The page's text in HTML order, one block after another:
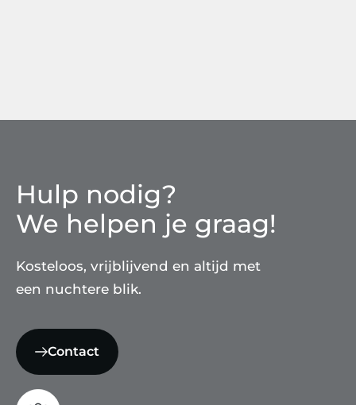
Hulp nodig?
We helpen je graag!
Kosteloos, vrijblijvend en altijd met
een nuchtere blik.
Contact